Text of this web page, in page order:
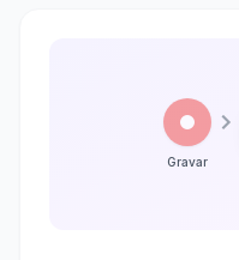
Gravar